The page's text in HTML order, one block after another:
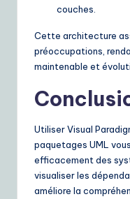
couches.
Cette architecture
préoccupations,
maintenable et
Utiliser Visual
paquetages UML
efficacement des
visualiser les
améliore la